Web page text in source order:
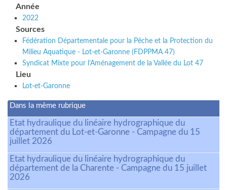
Année
2022
Sources
Fédération Départementale pour la Pêche et la Protection du
Milieu Aquatique - Lot-et-Garonne (FDPPMA 47)
Syndicat Mixte pour l’Aménagement de la Vallée du Lot 47
Lieu
Lot-et-Garonne
Dans la même rubrique
Etat hydraulique du linéaire hydrographique du
département du Lot-et-Garonne - Campagne du 15
juillet 2026
Etat hydraulique du linéaire hydrographique du
département de la Charente - Campagne du 15 juillet
2026